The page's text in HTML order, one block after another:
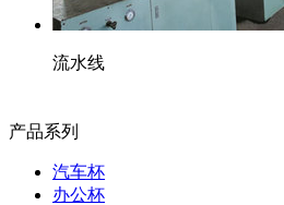
流水线
产品系列
汽车杯
办公杯